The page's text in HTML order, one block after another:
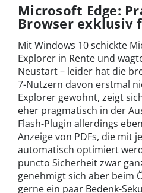
Microsoft Edge:
Browser exklusiv
Mit Windows 10 schickte
Explorer in Rente und
Neustart – leider hat die
7-Nutzern davon erstmal
Explorer gewohnt, zeigt
eher pragmatisch in der
Flash-Plugin allerdings
Anzeige von PDFs, die mit
automatisch optimiert
puncto Sicherheit zwar
genehmigt sich aber beim
gerne ein paar Bedenk-